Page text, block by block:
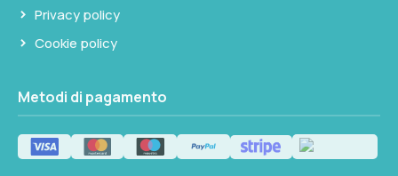
Privacy policy
Cookie policy
Metodi di pagamento